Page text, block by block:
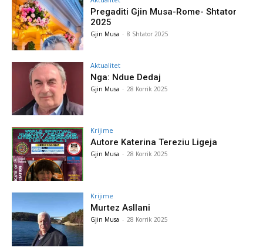
Pregaditi Gjin Musa-Rome- Shtator
2025
Gjin Musa - 8 Shtator 2025
Aktualitet
Nga: Ndue Dedaj
Gjin Musa - 28 Korrik 2025
Krijime
Autore Katerina Tereziu Ligeja
Gjin Musa - 28 Korrik 2025
Krijime
Murtez Asllani
Gjin Musa - 28 Korrik 2025